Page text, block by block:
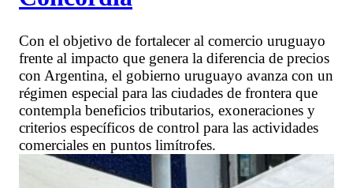
Con el objetivo de fortalecer al comercio uruguayo
frente al impacto que genera la diferencia de precios
con Argentina, el gobierno uruguayo avanza con un
régimen especial para las ciudades de frontera que
contempla beneficios tributarios, exoneraciones y
criterios específicos de control para las actividades
comerciales en puntos limítrofes.